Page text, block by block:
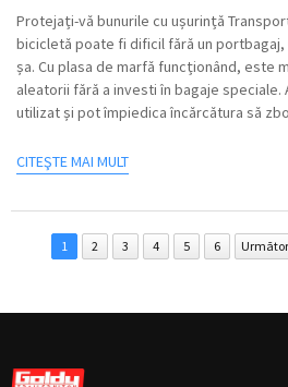
Protejați-vă bunurile cu ușurință
bicicletă poate fi dificil fără un portbagaj,
șa. Cu plasa de marfă funcționând, este
aleatorii fără a investi în bagaje
utilizat și pot împiedica încărcătura să
CITEŞTE MAI MULT
1 2 3 4 5 6